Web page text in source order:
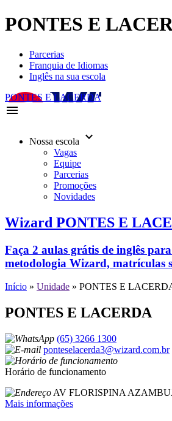
PONTES E
Parcerias
Franquia de Idiomas
Inglês na sua escola
PONTES E LACERDA
menu
Nossa escola keyboard_arrow_down
Vagas
Equipe
Parcerias
Promoções
Novidades
Wizard PONTES E
Faça 2 aulas grátis de inglês
metodologia Wizard, matrículas
Início » Unidade » PONTES E
PONTES E LACERDA
(65) 3266 1300
ponteselacerda3@wizard.com.br
Horário de funcionamento
AV FLORISPINA
Mais informações